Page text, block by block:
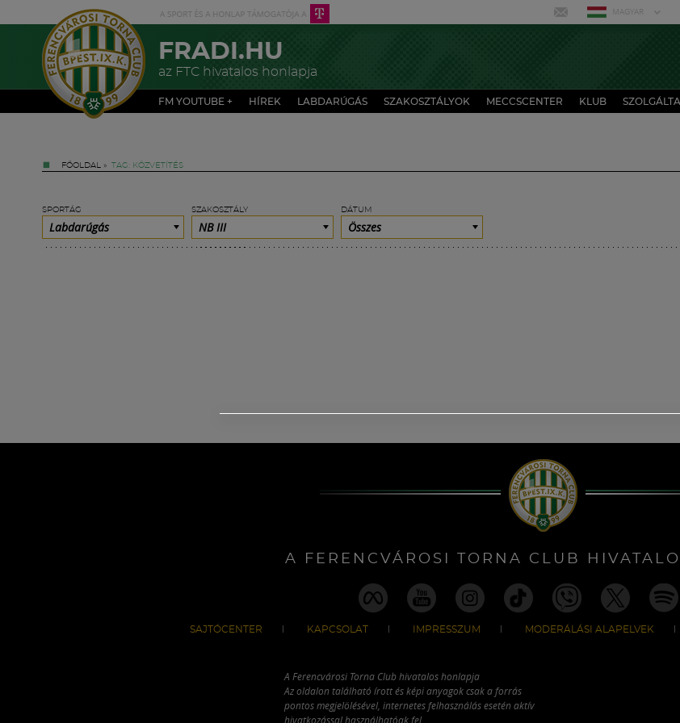
MAGYAR
FRADI.HU
az FTC hivatalos honlapja
FM YOUTUBE + HÍREK LABDARÚGÁS SZAKOSZTÁLYOK MECCSCENTER KLUB
FŐOLDAL » TAG: KÖZVETÍTÉS
SPORTÁG
Labdarúgás
SZAKOSZTÁLY
NB III
DÁTUM
Összes
A FERENCVÁROSI TORNA CLUB
SAJTÓCENTER KAPCSOLAT IMPRESSZUM MODERÁLÁSI ALAPELVEK
A Ferencvárosi Torna Club hivatalos honlapja
Az oldalon található írott és képi anyagok csak a forrás
pontos megjelölésével, internetes felhasználás esetén aktív
hivatkozással használhatóak fel.